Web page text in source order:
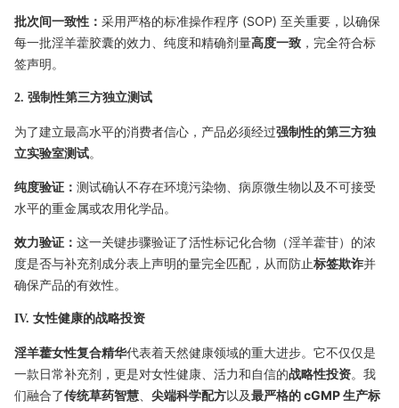
批次间一致性： 采用严格的标准操作程序 (SOP) 至关重要，以确保
每一批淫羊藿胶囊的效力、纯度和精确剂量高度一致 ，完全符合标
签声明。
2. 强制性第三方独立测试
为了建立最高水平的消费者信心，产品必须经过强制性的第三方独
立实验室测试。
纯度验证： 测试确认不存在环境污染物、病原微生物以及不可接受
水平的重金属或农用化学品。
效力验证： 这一关键步骤验证了活性标记化合物（淫羊藿苷）的浓
度是否与补充剂成分表上声明的量完全匹配，从而防止标签欺诈并
确保产品的有效性。
IV. 女性健康的战略投资
淫羊藿女性复合精华代表着天然健康领域的重大进步。它不仅仅是
一款日常补充剂，更是对女性健康、活力和自信的战略性投资。我
们融合了传统草药智慧 尖端科学配方以及最严格的 cGMP 生产标